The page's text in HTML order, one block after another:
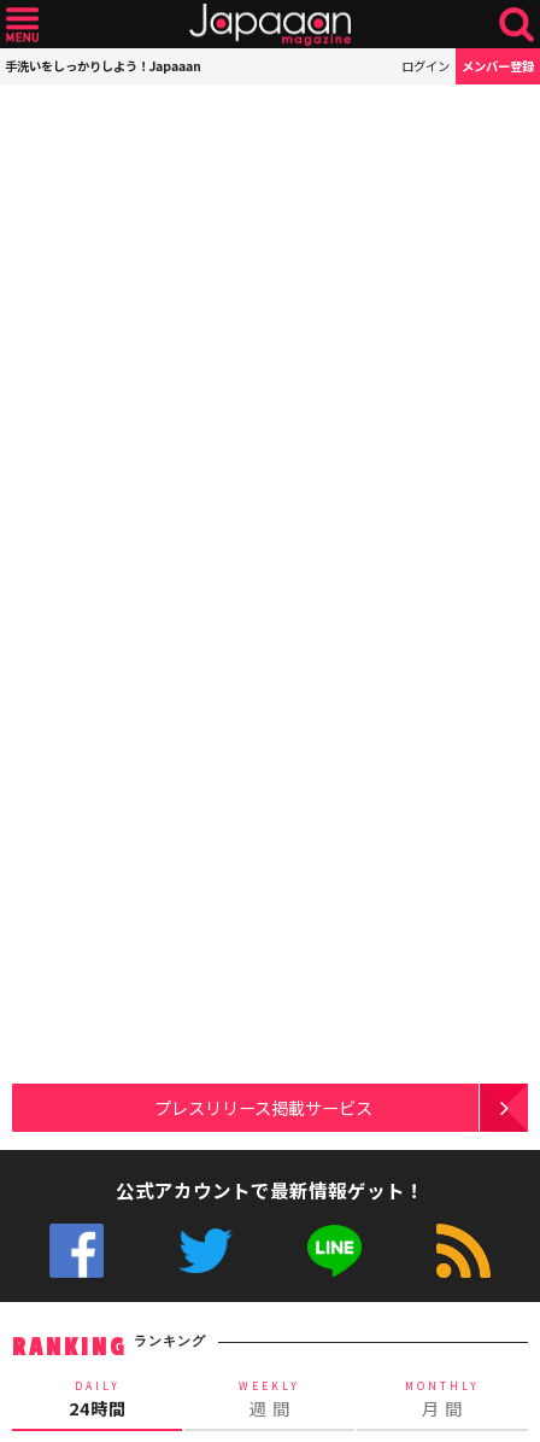
手洗いをしっかりしよう！Japaaan ログイン メンバー登録
プレスリリース掲載サービス
公式アカウントで最新情報ゲット！
RANKING ランキング
DAILY
24時間
WEEKLY
週 間
MONTHLY
月 間